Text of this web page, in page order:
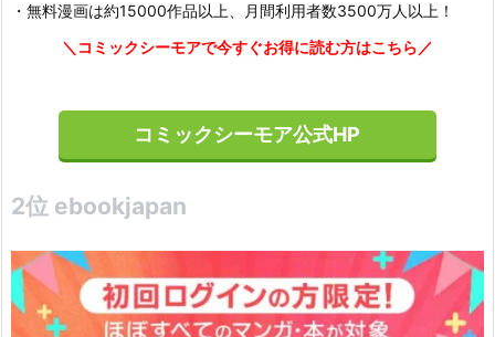
・無料漫画は約15000作品以上、月間利用者数3500万人以上！
＼コミックシーモアで今すぐお得に読む方はこちら／
コミックシーモア公式HP
2位 ebookjapan